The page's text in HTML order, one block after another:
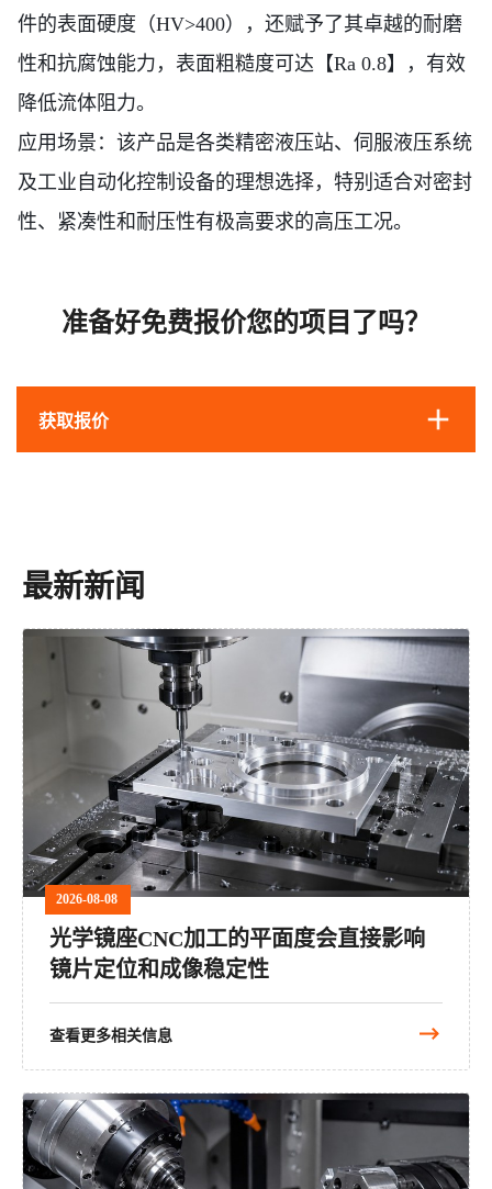
件的表面硬度（HV>400），还赋予了其卓越的耐磨
性和抗腐蚀能力，表面粗糙度可达【Ra 0.8】，有效
降低流体阻力。
应用场景 ： 该产品是各类精密液压站、伺服液压系统
及工业自动化控制设备的理想选择，特别适合对密封
性、紧凑性和耐压性有极高要求的高压工况。
准备好免费报价您的项目了吗？
获取报价
最新新闻
2026-08-08
光学镜座CNC加工的平面度会直接影响
镜片定位和成像稳定性
查看更多相关信息